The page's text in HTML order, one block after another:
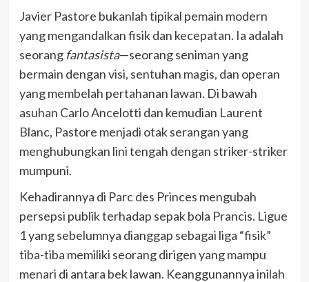
Javier Pastore bukanlah tipikal pemain modern
yang mengandalkan fisik dan kecepatan. Ia adalah
seorang fantasista—seorang seniman yang
bermain dengan visi, sentuhan magis, dan operan
yang membelah pertahanan lawan. Di bawah
asuhan Carlo Ancelotti dan kemudian Laurent
Blanc, Pastore menjadi otak serangan yang
menghubungkan lini tengah dengan striker-striker
mumpuni.
Kehadirannya di Parc des Princes mengubah
persepsi publik terhadap sepak bola Prancis. Ligue
1 yang sebelumnya dianggap sebagai liga “fisik”
tiba-tiba memiliki seorang dirigen yang mampu
menari di antara bek lawan. Keanggunannya inilah